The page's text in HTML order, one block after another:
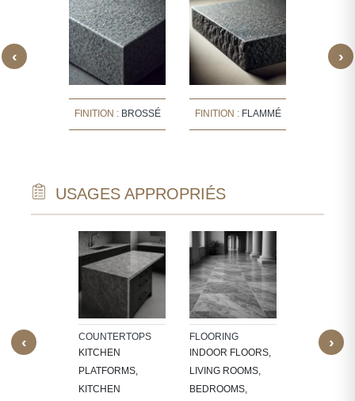
‹
FINITION : BROSSÉ FINITION : FLAMMÉ
›
USAGES APPROPRIÉS
‹
CNC-
COUNTERTOPS
KITCHEN
PLATFORMS,
KITCHEN
FLOORING
INDOOR FLOORS,
LIVING ROOMS,
BEDROOMS,
BATHROOM
WALLS,
›